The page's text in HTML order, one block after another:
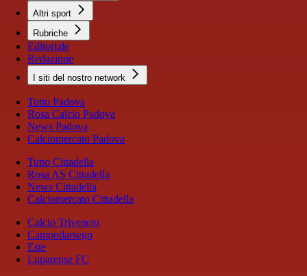
Altri sport
Rubriche
Editoriale
Redazione
I siti del nostro network
Tutto Padova
Rosa Calcio Padova
News Padova
Calciomercato Padova
Tutto Cittadella
Rosa AS Cittadella
News Cittadella
Calciomercato Cittadella
Calcio Triveneto
Campodarsego
Este
Luparense FC